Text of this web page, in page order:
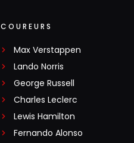
COUREURS
Max Verstappen
Lando Norris
George Russell
Charles Leclerc
Lewis Hamilton
Fernando Alonso